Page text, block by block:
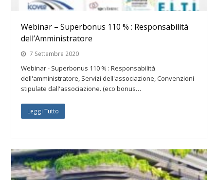
Webinar – Superbonus 110 % : Responsabilità
dell’Amministratore
7 Settembre 2020
Webinar - Superbonus 110 % : Responsabilità
dell'amministratore, Servizi dell'associazione, Convenzioni
stipulate dall'associazione. (eco bonus…
Leggi Tutto